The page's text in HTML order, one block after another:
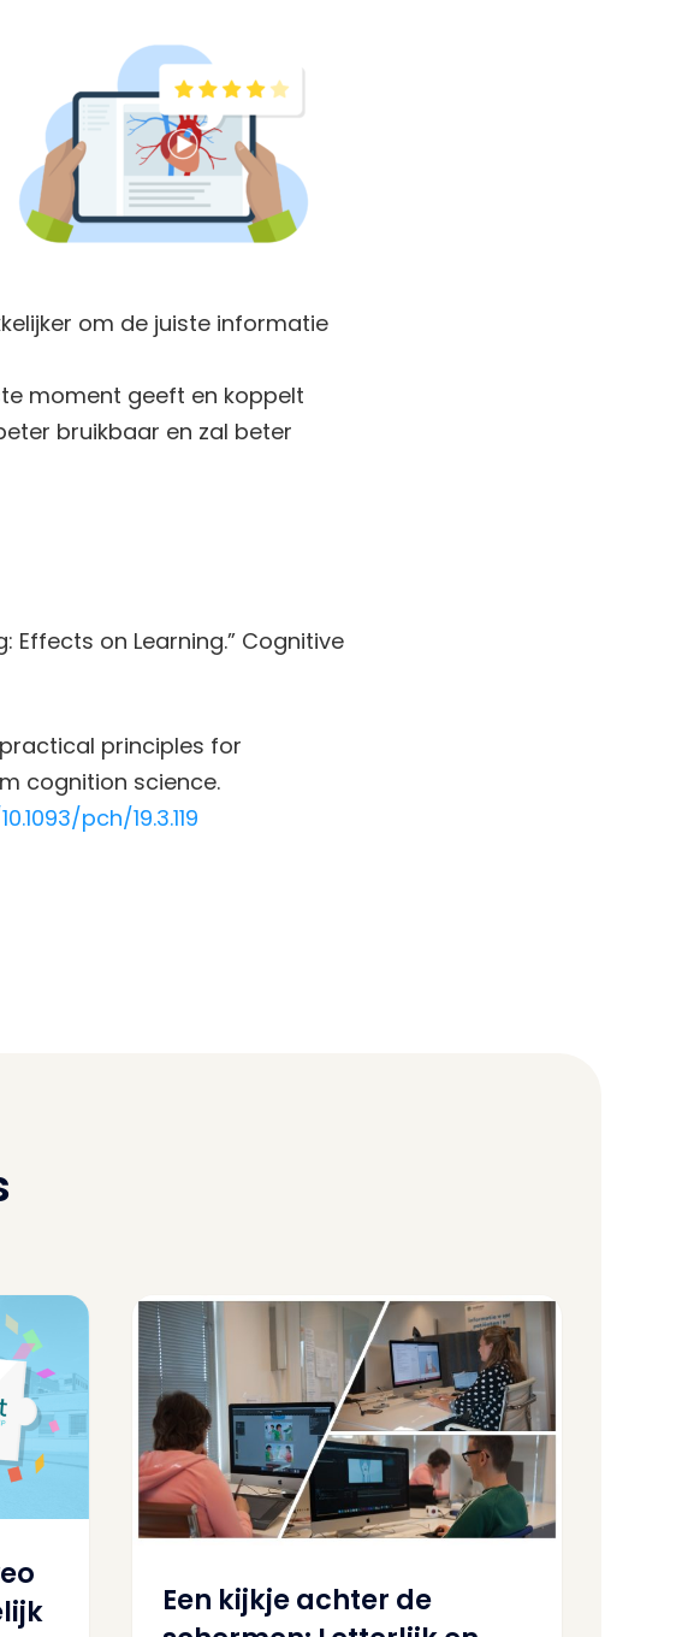
om de juiste informatie
moment geeft en koppelt
bruikbaar en zal beter
Effects on Learning.” Cognitive
practical principles for
cognition science.
pch/19.3.119
Een kijkje achter de